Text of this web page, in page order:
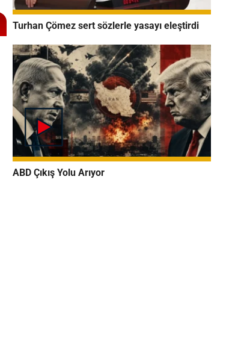
Turhan Çömez sert sözlerle yasayı eleştirdi
ABD Çıkış Yolu Arıyor